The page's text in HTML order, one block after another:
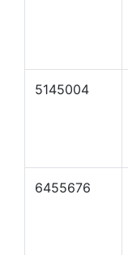
5145004
6455676